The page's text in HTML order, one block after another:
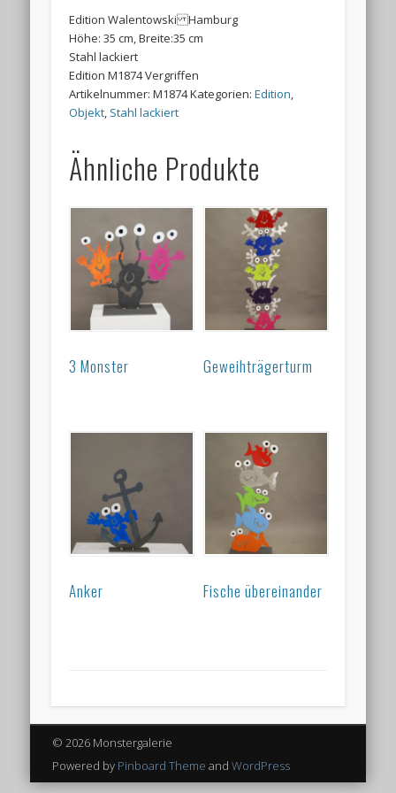
Edition Walentowski Hamburg
Höhe: 35 cm, Breite:35 cm
Stahl lackiert
Edition M1874 Vergriffen
Artikelnummer:M1874Kategorien:Edition,
Objekt, Stahl lackiert
Ähnliche Produkte
3 Monster Geweihträgerturm
Anker Fische übereinander
© 2026 Monstergalerie
Powered by Pinboard Theme and WordPress